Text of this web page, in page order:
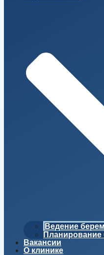
Ведение
Планирование
Вакансии
О клинике